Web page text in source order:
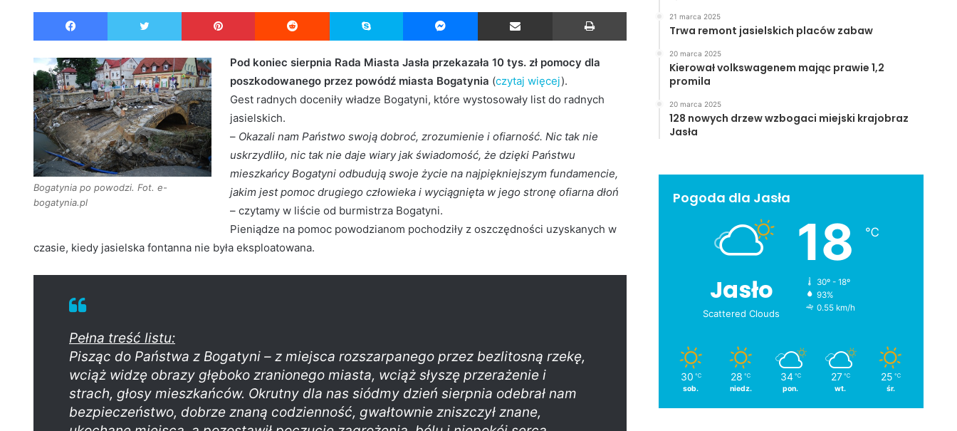
d
a
n
e
m
a
i
l
Facebook Twitter Pinterest Reddit Skype Messenger Udostępnij przez Email
Bogatynia po powodzi. Fot. e-
bogatynia.pl
Pod koniec sierpnia Rada Miasta Jasła przekazała 10 tys. zł pomocy dla
poszkodowanego przez powódź miasta Bogatynia (czytaj więcej).
Gest radnych doceniły władze Bogatyni, które wystosowały list do radnych
jasielskich.
– Okazali nam Państwo swoją dobroć, zrozumienie i ofiarność. Nic tak nie
uskrzydliło, nic tak nie daje wiary jak świadomość, że dzięki Państwu
mieszkańcy Bogatyni odbudują swoje życie na najpiękniejszym fundamencie,
jakim jest pomoc drugiego człowieka i wyciągnięta w jego stronę ofiarna dłoń
– czytamy w liście od burmistrza Bogatyni.
Pieniądze na pomoc powodzianom pochodziły z oszczędności uzyskanych w
czasie, kiedy jasielska fontanna nie była eksploatowana.
Pełna treść listu:
Pisząc do Państwa z Bogatyni – z miejsca rozszarpanego przez bezlitosną rzekę,
wciąż widzę obrazy głęboko zranionego miasta, wciąż słyszę przerażenie i
strach, głosy mieszkańców. Okrutny dla nas siódmy dzień sierpnia odebrał nam
bezpieczeństwo, dobrze znaną codzienność, gwałtownie zniszczył znane,
21 marca 2025
Trwa remont jasielskich placów zabaw
20 marca 2025
Kierował volkswagenem mając prawie 1,2
promila
20 marca 2025
128 nowych drzew wzbogaci miejski krajobraz
Jasła
Pogoda dla Jasła
Jasło
Scattered Clouds
18 ℃
30º - 18º
93%
0.55 km/h
30 ℃
sob.
28 ℃
niedz.
34 ℃
pon.
27 ℃
wt.
25 ℃
śr.